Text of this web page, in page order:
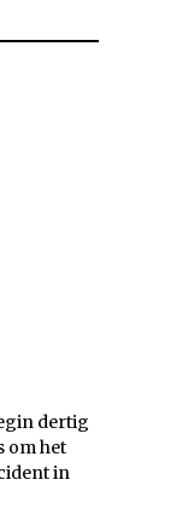
dertig
om het
in